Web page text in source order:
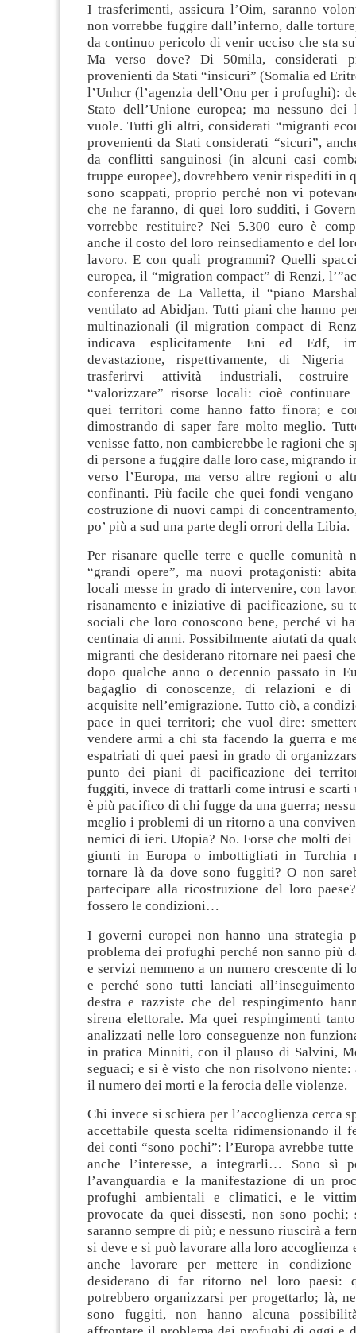
I trasferimenti, assicura l’Oim, saranno
non vorrebbe fuggire dall’inferno, dalle
da continuo pericolo di venir ucciso che sta
Ma verso dove? Di 50mila, considerati
provenienti da Stati “insicuri” (Somalia ed
l’Unhcr (l’agenzia dell’Onu per i profughi):
Stato dell’Unione europea; ma nessuno
vuole. Tutti gli altri, considerati “migranti
provenienti da Stati considerati “sicuri”,
da conflitti sanguinosi (in alcuni casi
truppe europee), dovrebbero venir rispediti in
sono scappati, proprio perché non vi
che ne faranno, di quei loro sudditi, i
vorrebbe restituire? Nei 5.300 euro è
anche il costo del loro reinsediamento e del
lavoro. E con quali programmi? Quelli
europea, il “migration compact” di Renzi,
conferenza de La Valletta, il “piano
ventilato ad Abidjan. Tutti piani che hanno
multinazionali (il migration compact di
indicava esplicitamente Eni ed Edf,
devastazione, rispettivamente, di
trasferirvi attività industriali, costruire
“valorizzare” risorse locali: cioè continuare
quei territori come hanno fatto finora; e
dimostrando di saper fare molto meglio.
venisse fatto, non cambierebbe le ragioni che
di persone a fuggire dalle loro case, migrando
verso l’Europa, ma verso altre regioni o
confinanti. Più facile che quei fondi
costruzione di nuovi campi di
po’ più a sud una parte degli orrori della Libia.
Per risanare quelle terre e quelle comunità
“grandi opere”, ma nuovi protagonisti:
locali messe in grado di intervenire, con
risanamento e iniziative di pacificazione, su
sociali che loro conoscono bene, perché vi
centinaia di anni. Possibilmente aiutati da
migranti che desiderano ritornare nei paesi
dopo qualche anno o decennio passato in
bagaglio di conoscenze, di relazioni e di
acquisite nell’emigrazione. Tutto ciò, a
pace in quei territori; che vuol dire:
vendere armi a chi sta facendo la guerra e
espatriati di quei paesi in grado di
punto dei piani di pacificazione dei
fuggiti, invece di trattarli come intrusi e scarti
è più pacifico di chi fugge da una guerra;
meglio i problemi di un ritorno a una
nemici di ieri. Utopia? No. Forse che molti
giunti in Europa o imbottigliati in Turchia
tornare là da dove sono fuggiti? O non
partecipare alla ricostruzione del loro
fossero le condizioni…
I governi europei non hanno una strategia
problema dei profughi perché non sanno più
e servizi nemmeno a un numero crescente di
e perché sono tutti lanciati
destra e razziste che del respingimento
sirena elettorale. Ma quei respingimenti
analizzati nelle loro conseguenze non
in pratica Minniti, con il plauso di Salvini,
seguaci; e si è visto che non risolvono niente:
il numero dei morti e la ferocia delle violenze.
Chi invece si schiera per l’accoglienza cerca
accettabile questa scelta ridimensionando il
dei conti “sono pochi”: l’Europa avrebbe
anche l’interesse, a integrarli… Sono sì
l’avanguardia e la manifestazione di un
profughi ambientali e climatici, e le
provocate da quei dissesti, non sono
saranno sempre di più; e nessuno riuscirà a
si deve e si può lavorare alla loro accoglienza
anche lavorare per mettere in
desiderano di far ritorno nel loro paesi:
potrebbero organizzarsi per progettarlo; là,
sono fuggiti, non hanno alcuna